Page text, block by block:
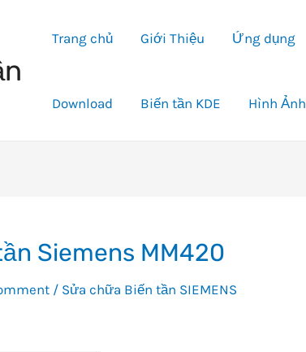
Trang chủ Giới Thiệu Ứng dụng
Download Biến tần KDE Hình Ảnh
Siemens MM420
/ Sửa chữa Biến tần SIEMENS